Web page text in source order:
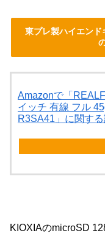
東プレ製ハイエン
Amazonで「
イッチ 有線 フル
R3SA41」に関す
KIOXIAのmicroSD